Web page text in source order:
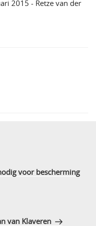
voor bescherming
van Klaveren